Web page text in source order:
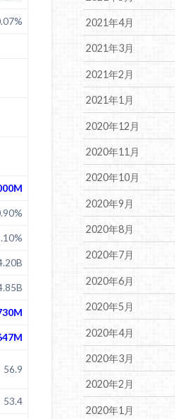
56.9
53.4
2021年4月
2021年3月
2021年2月
2021年1月
2020年12月
2020年11月
2020年10月
2020年9月
2020年8月
2020年7月
2020年6月
2020年5月
2020年4月
2020年3月
2020年2月
2020年1月